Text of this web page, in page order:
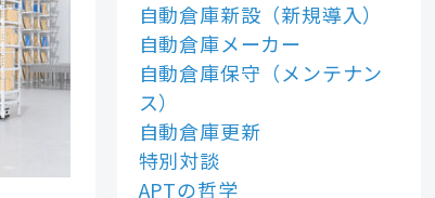
自動倉庫新設（新規導入）
自動倉庫メーカー
自動倉庫保守（メンテナン
ス）
自動倉庫更新
特別対談
APTの哲学